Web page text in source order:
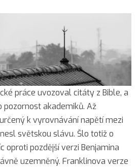
práce uvozoval citáty z Bible, a
akademiků. Až
k vyrovnávání napětí mezi
světskou slávu. Šlo totiž o
oproti pozdější verzi Benjamina
uzemněný. Franklinova verze